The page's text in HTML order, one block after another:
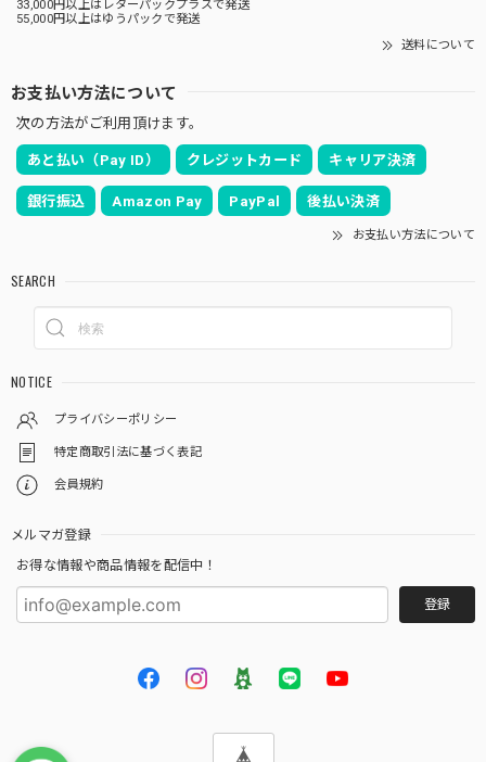
33,000円以上はレターパックプラスで発送
55,000円以上はゆうパックで発送
送料について
お支払い方法について
次の方法がご利用頂けます。
あと払い（Pay ID） クレジットカード キャリア決済
銀行振込 Amazon Pay PayPal 後払い決済
お支払い方法について
SEARCH
NOTICE
プライバシーポリシー
特定商取引法に基づく表記
会員規約
メルマガ登録
お得な情報や商品情報を配信中！
登録